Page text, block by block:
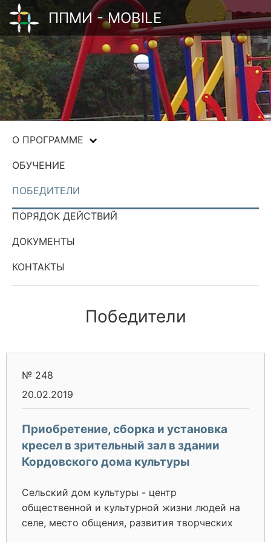
ППМИ - MOBILE
О ПРОГРАММЕ
ОБУЧЕНИЕ
ПОБЕДИТЕЛИ
ПОРЯДОК ДЕЙСТВИЙ
ДОКУМЕНТЫ
КОНТАКТЫ
Победители
№ 248
20.02.2019
Приобретение, сборка и установка
кресел в зрительный зал в здании
Кордовского дома культуры
Сельский дом культуры - центр
общественной и культурной жизни людей на
селе, место общения, развития творческих